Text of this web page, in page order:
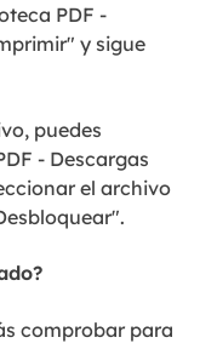
PDF -
y sigue
puedes
- Descargas
el archivo
comprobar para